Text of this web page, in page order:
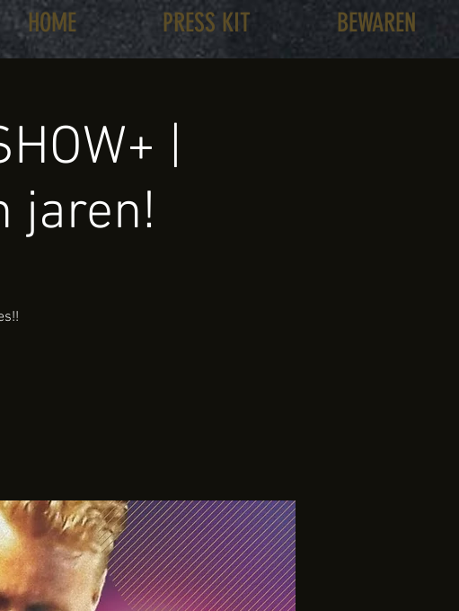
HOME PRESS KIT BEWAREN
|
jaren!